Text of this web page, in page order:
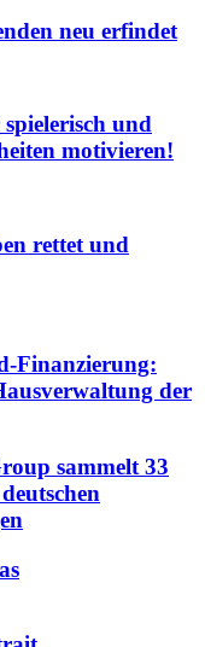
neu erfindet
und
motivieren!
rettet und
Finanzierung:
der
sammelt 33